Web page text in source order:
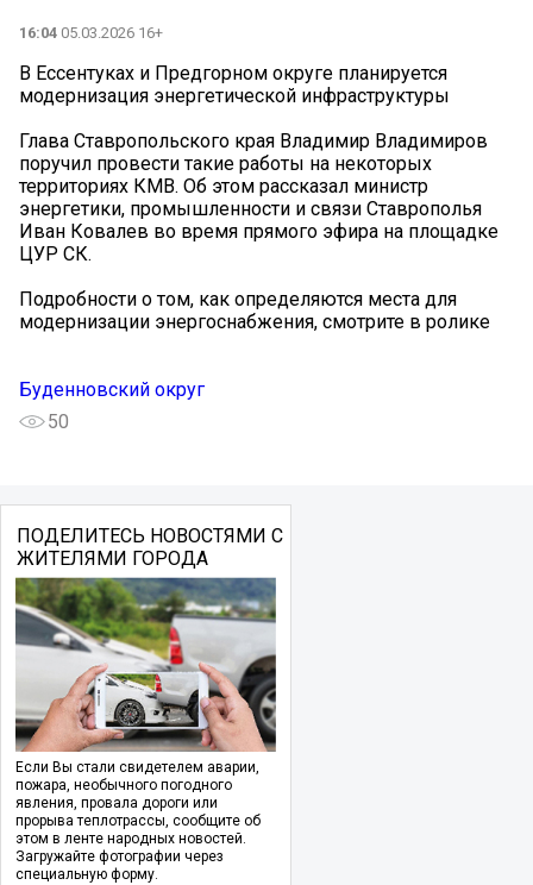
16:04 05.03.2026 16+
В Ессентуках и Предгорном округе планируется
модернизация энергетической инфраструктуры ️
Глава Ставропольского края Владимир Владимиров
поручил провести такие работы на некоторых
территориях КМВ. Об этом рассказал министр
энергетики, промышленности и связи Ставрополья
Иван Ковалев во время прямого эфира на площадке
ЦУР СК.
Подробности о том, как определяются места для
модернизации энергоснабжения, смотрите в ролике
Буденновский округ
50
ПОДЕЛИТЕСЬ НОВОСТЯМИ С
ЖИТЕЛЯМИ ГОРОДА
Если Вы стали свидетелем аварии,
пожара, необычного погодного
явления, провала дороги или
прорыва теплотрассы, сообщите об
этом в ленте народных новостей.
Загружайте фотографии через
специальную форму.